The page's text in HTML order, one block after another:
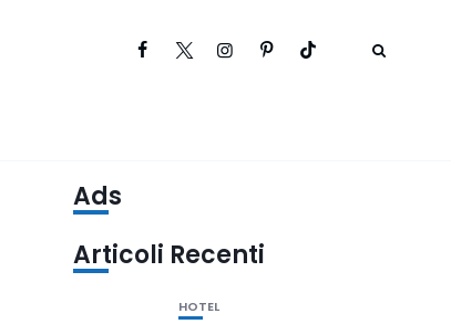
Ads
Articoli Recenti
HOTEL